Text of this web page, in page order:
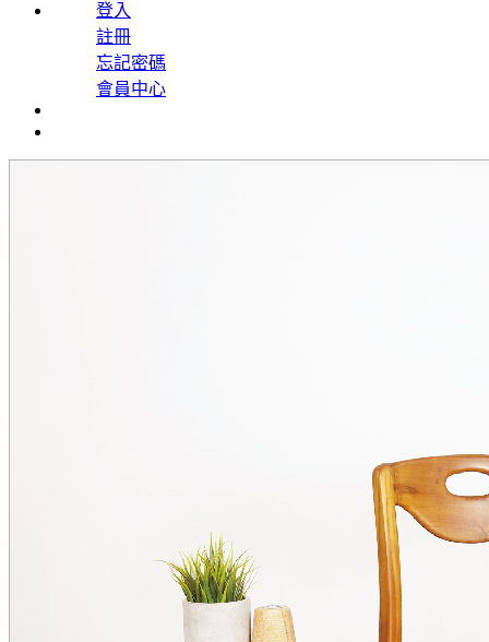
登入
註冊
忘記密碼
會員中心